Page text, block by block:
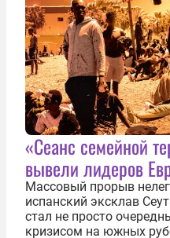
«Сеанс семейной
вывели лидеров
Массовый прорыв
испанский эксклав
стал не просто
кризисом на южных